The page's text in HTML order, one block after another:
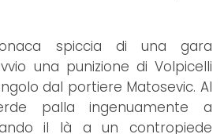
spiccia di una gara
una punizione di Volpicelli
dal portiere Matosevic. Al
palla ingenuamente a
il là a un contropiede